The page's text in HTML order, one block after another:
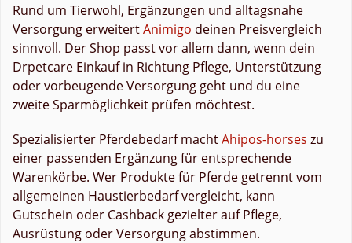
Rund um Tierwohl, Ergänzungen und alltagsnahe
Versorgung erweitertAnimigo deinen Preisvergleich
sinnvoll. Der Shop passt vor allem dann, wenn dein
Drpetcare Einkauf in Richtung Pflege, Unterstützung
oder vorbeugende Versorgung geht und du eine
zweite Sparmöglichkeit prüfen möchtest.
Spezialisierter Pferdebedarf machtAhipos-horses zu
einer passenden Ergänzung für entsprechende
Warenkörbe. Wer Produkte für Pferde getrennt vom
allgemeinen Haustierbedarf vergleicht, kann
Gutschein oder Cashback gezielter auf Pflege,
Ausrüstung oder Versorgung abstimmen.